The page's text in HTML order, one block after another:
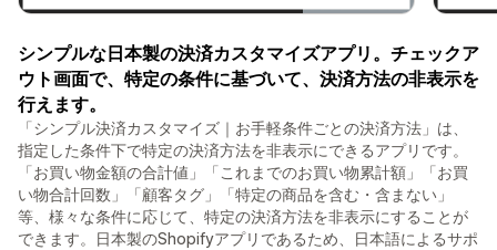
シンプルな日本製の決済カスタマイズアプリ。チェックア
ウト画面で、特定の条件に基づいて、決済方法の非表示を
行えます。
「シンプル決済カスタマイズ｜お手軽条件ごとの決済方法」は、
指定した条件下で特定の決済方法を非表示にできるアプリです。
「お買い物金額の合計値」「これまでのお買い物累計額」「お買
い物合計回数」「顧客タグ」「特定の商品を含む・含まない」
等、様々な条件に応じて、特定の決済方法を非表示にすることが
できます。日本製のShopifyアプリであるため、日本語によるサポ